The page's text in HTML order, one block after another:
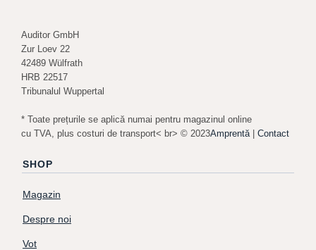
Auditor GmbH
Zur Loev 22
42489 Wülfrath
HRB 22517
Tribunalul Wuppertal
* Toate prețurile se aplică numai pentru magazinul online
cu TVA, plus costuri de transport< br> © 2023Amprentă | Contact
SHOP
Magazin
Despre noi
Vot